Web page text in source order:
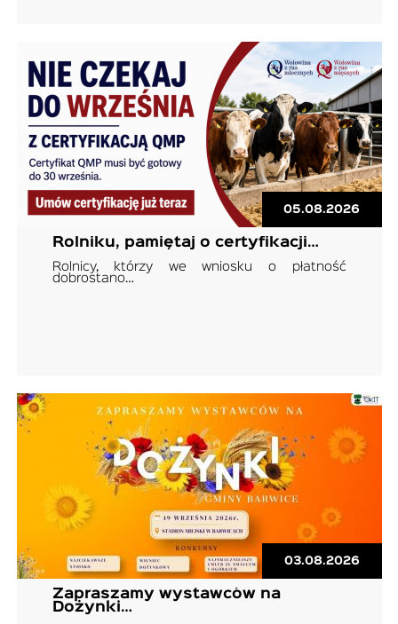
05.08.2026
Rolniku, pamiętaj o certyfikacji…
Rolnicy, którzy we wniosku o płatność
dobrostano…
03.08.2026
Zapraszamy wystawców na
Dożynki…